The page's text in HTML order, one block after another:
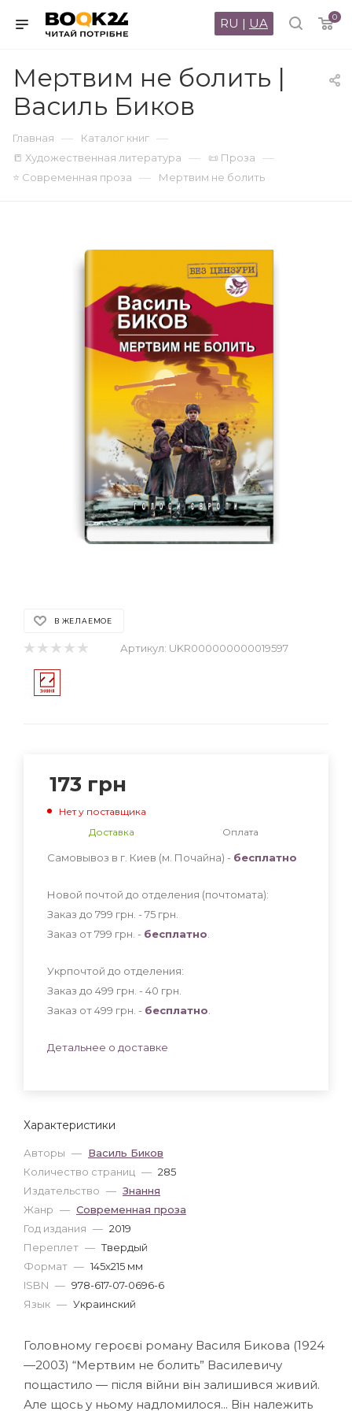
0
RU | UA
Мертвим не болить |
Василь Биков
Главная — Каталог книг —
📒 Художественная литература — 📜 Проза —
⭐ Современная проза — Мертвим не болить
В ЖЕЛАЕМОЕ
Артикул: UKR000000000019597
Характеристики
Авторы — Василь Биков
Количество страниц — 285
Издательство — Знання
Жанр — Современная проза
Год издания — 2019
Переплет — Твердый
Формат — 145x215 мм
ISBN — 978-617-07-0696-6
Язык — Украинский
173 грн
Нет у поставщика
Доставка
Оплата
Самовывоз в г. Киев (м. Почайна) - бесплатно
Новой почтой до отделения (почтомата):
Заказ до 799 грн. - 75 грн
Заказ от 799 грн. - бесплатно
Укрпочтой до отделения:
Заказ до 499 грн. - 40 грн
Заказ от 499 грн. - бесплатно
Детальнее о доставке
Головному героєві роману Василя Бикова (1924
—2003) “Мертвим не болить” Василевичу
пощастило — після війни він залишився живий.
Але щось у ньому надломилося... Він належить